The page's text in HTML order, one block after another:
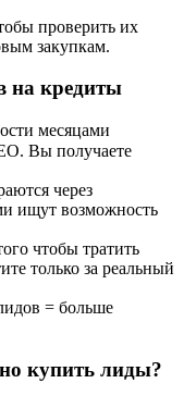
проверить их
закупкам.
на кредиты
месяцами
Вы получаете
через
ищут возможность
чтобы тратить
только за реальный
= больше
купить лиды?